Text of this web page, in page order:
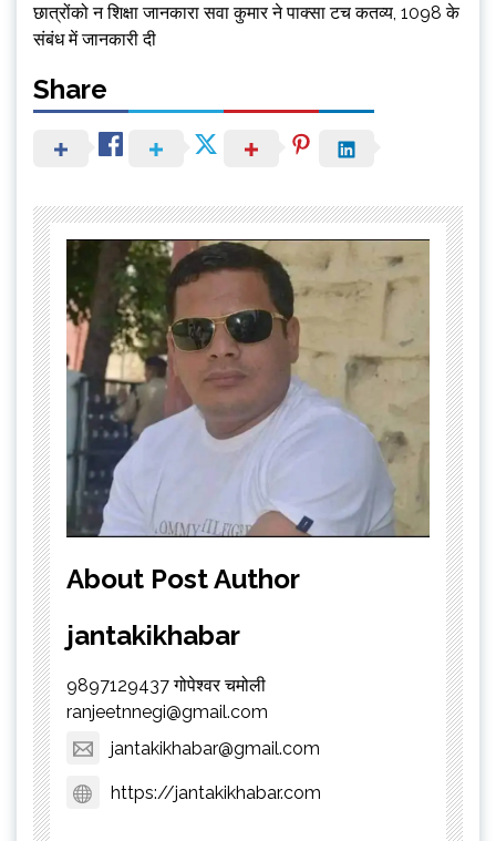
छात्रोंको न शिक्षा जानकारा सवा कुमार ने पाक्सा टच कतव्य, 1098 के
संबंध में जानकारी दी
Share
About Post Author
jantakikhabar
9897129437 गोपेश्वर चमोली
ranjeetnnegi@gmail.com
jantakikhabar@gmail.com
https://jantakikhabar.com